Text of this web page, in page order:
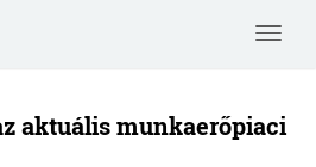
Toggle
aktuális munkaerőpiaci